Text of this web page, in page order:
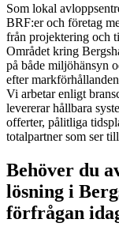
Som lokal
BRF:er och företag
från projektering och
Området kring
på både miljöhänsyn
efter
Vi arbetar enligt
levererar hållbara
offerter, pålitliga
totalpartner som ser
Behöver du
lösning i
förfrågan